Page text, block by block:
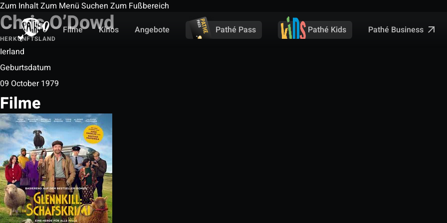
Zum InhaltZum Menü Suchen Zum Fußbereich
Filme
Kinos Angebote Pathé Pass Pathé Kids Pathé Business
Chris O’Dowd
HERKUNFTSLAND
Ierland
Geburtsdatum
09 October 1979
Filme